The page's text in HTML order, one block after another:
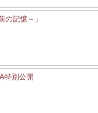
の記憶～」
特別公開